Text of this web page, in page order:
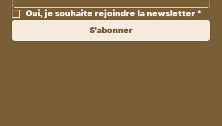
Oui, je souhaite rejoindre la newsletter *
S'abonner